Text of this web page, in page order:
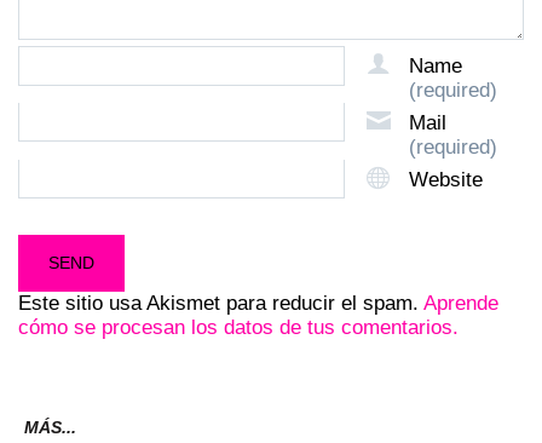
Name
(required)
Mail
(required)
Website
Este sitio usa Akismet para reducir el spam. Aprende
cómo se procesan los datos de tus comentarios.
MÁS...